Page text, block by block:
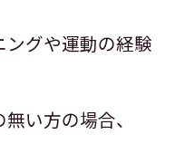
グや運動の経験
い方の場合、